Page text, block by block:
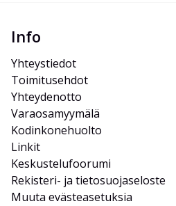
Info
Yhteystiedot
Toimitusehdot
Yhteydenotto
Varaosamyymälä
Kodinkonehuolto
Linkit
Keskustelufoorumi
Rekisteri- ja tietosuojaseloste
Muuta evästeasetuksia